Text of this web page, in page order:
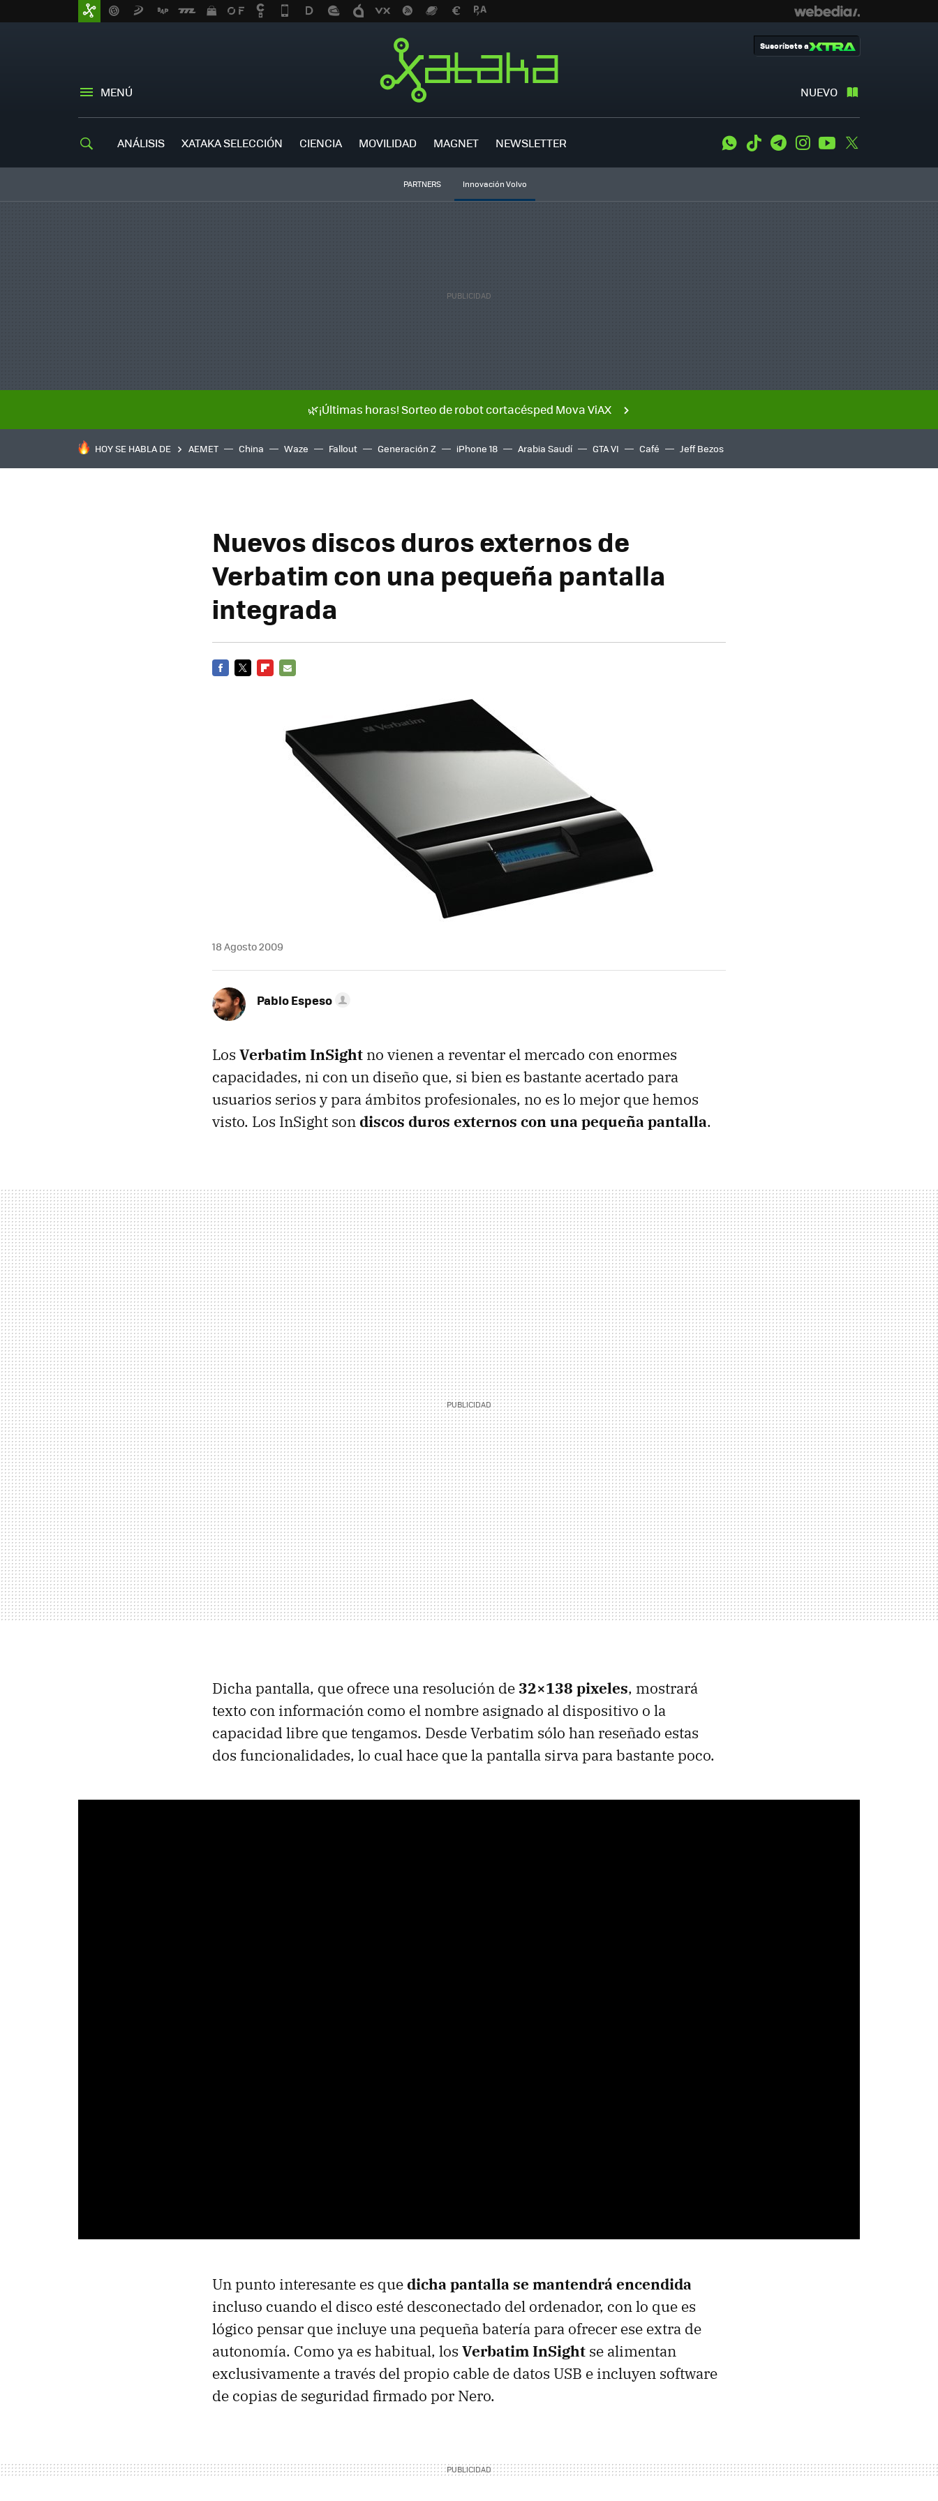
MENÚ NUEVO
Suscríbete a
ANÁLISIS XATAKA SELECCIÓN CIENCIA MOVILIDAD MAGNET NEWSLETTER WhatsApp
Tiktok TelegramInstagramYoutube
PARTNERS Innovación Volvo
🌿¡Últimas horas! Sorteo de robot cortacésped Mova ViAX
HOY SE HABLA DE AEMET China Waze Fallout Generación Z iPhone 18 Arabia Saudí GTA VI Café Jeff Bezos
Nuevos discos duros externos de
Verbatim con una pequeña pantalla
integrada
18 Agosto 2009
Pablo Espeso
Los Verbatim InSight no vienen a reventar el mercado con enormes
capacidades, ni con un diseño que, si bien es bastante acertado para
usuarios serios y para ámbitos profesionales, no es lo mejor que hemos
visto. Los InSight sondiscos duros externos con una pequeña pantalla.
Dicha pantalla, que ofrece una resolución de 32×138 pixeles, mostrará
texto con información como el nombre asignado al dispositivo o la
capacidad libre que tengamos. Desde Verbatim sólo han reseñado estas
dos funcionalidades, lo cual hace que la pantalla sirva para bastante poco.
Un punto interesante es quedicha pantalla se mantendrá encendida
incluso cuando el disco esté desconectado del ordenador, con lo que es
lógico pensar que incluye una pequeña batería para ofrecer ese extra de
autonomía. Como ya es habitual, los Verbatim InSight se alimentan
exclusivamente a través del propio cable de datos USB e incluyen software
de copias de seguridad firmado por Nero.